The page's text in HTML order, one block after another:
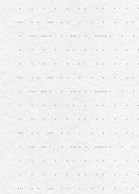
. . . . . .. .. . .
… .. … .. . . . .
. … …. . ….. ……. .
. . . . .. . .. . .
. . . . . .. .. . .
… .. … .. . . . .
. … …. . ….. ……. .
. . . . .. . .. . .
. . . . . .. .. . .
… .. … .. . . . .
. … …. . ….. ……. .
. . . . .. . .. . .
. . . . . .. .. . .
… .. … .. . . . .